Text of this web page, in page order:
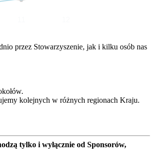
przez Stowarzyszenie, jak i kilku osób nas
kolejnych w różnych regionach Kraju.
tylko i wyłącznie od Sponsorów,